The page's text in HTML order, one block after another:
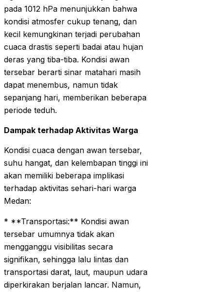
pada 1012 hPa menunjukkan bahwa
kondisi atmosfer cukup tenang, dan
kecil kemungkinan terjadi perubahan
cuaca drastis seperti badai atau hujan
deras yang tiba-tiba. Kondisi awan
tersebar berarti sinar matahari masih
dapat menembus, namun tidak
sepanjang hari, memberikan beberapa
periode teduh.
Dampak terhadap Aktivitas Warga
Kondisi cuaca dengan awan tersebar,
suhu hangat, dan kelembapan tinggi ini
akan memiliki beberapa implikasi
terhadap aktivitas sehari-hari warga
Medan:
* **Transportasi:** Kondisi awan
tersebar umumnya tidak akan
mengganggu visibilitas secara
signifikan, sehingga lalu lintas dan
transportasi darat, laut, maupun udara
diperkirakan berjalan lancar. Namun,